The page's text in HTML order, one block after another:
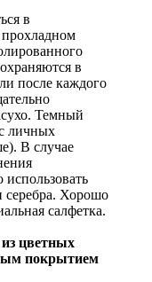
в
в
после каждого
Темный
личных
В случае
серебра. Хорошо
салфетка.
цветных
покрытием